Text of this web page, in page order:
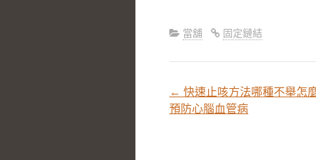
當舖 固定鏈結
文
← 快速止咳方法哪種不舉怎
預防心腦血管病